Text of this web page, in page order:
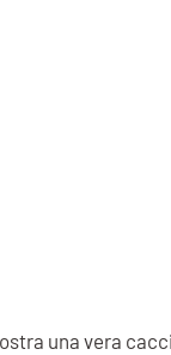
una vera